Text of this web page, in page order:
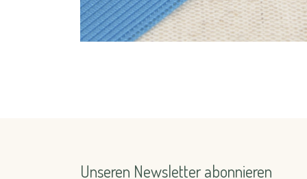
Unseren Newsletter abonnieren